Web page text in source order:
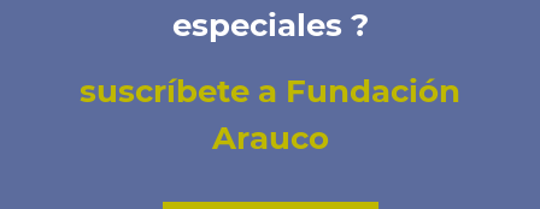
especiales ?
suscríbete a Fundación
Arauco